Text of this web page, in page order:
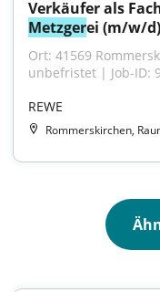
Metzgerei (m/w/d)
Ort: 41569
unbefristet | Job-ID:
REWE
Rommerskirchen,